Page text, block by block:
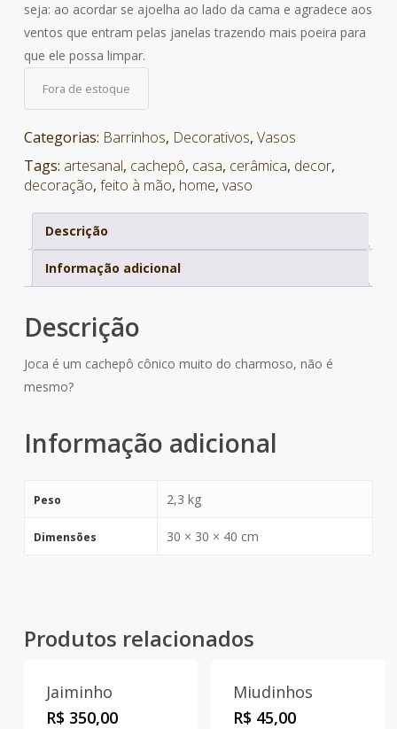
seja: ao acordar se ajoelha ao lado da cama e agradece aos
ventos que entram pelas janelas trazendo mais poeira para
que ele possa limpar.
Fora de estoque
Categorias: Barrinhos, Decorativos, Vasos
Tags: artesanal, cachepô, casa, cerâmica, decor,
decoração, feito à mão, home, vaso
Descrição
Informação adicional
Descrição
Joca é um cachepô cônico muito do charmoso, não é
mesmo?
Informação adicional
Peso 2,3 kg
Dimensões 30 × 30 × 40 cm
Produtos relacionados
Jaiminho
R$ 350,00
Miudinhos
R$ 45,00